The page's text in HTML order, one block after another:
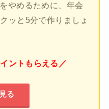
やめるために、年会
ッと5分で作りましょ
ントもらえる／
る